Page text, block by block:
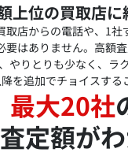
上位の買取店に
取店からの電話や、1社
要はありません。高額
やりとりも少なく、ラ
を追加でチョイスする
最大20社
定額がわ